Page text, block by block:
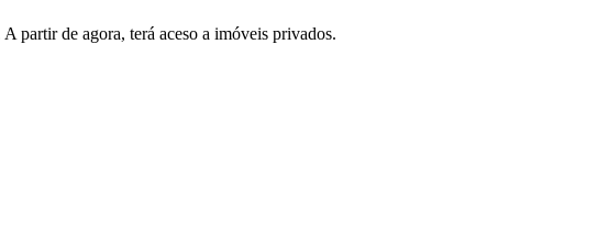
partir de agora, terá aceso a imóveis privados.